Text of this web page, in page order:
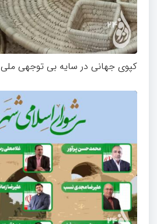
کپوی جهانی در سایه بی توجهی ملی